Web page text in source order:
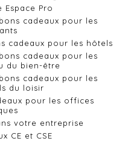
Espace Pro
cadeaux pour les
cadeaux pour les hôtels
cadeaux pour les
du bien-être
cadeaux pour les
du loisir
pour les offices
votre entreprise
CE et CSE